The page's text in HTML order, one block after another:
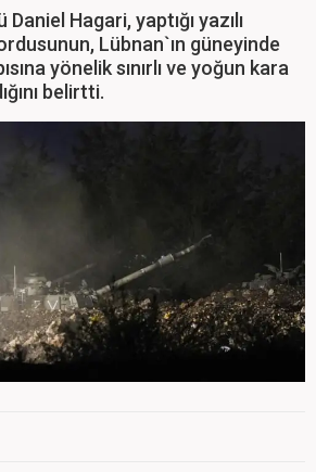
Hagari, yaptığı yazılı
Lübnan`ın güneyinde
yönelik sınırlı ve yoğun kara
belirtti.